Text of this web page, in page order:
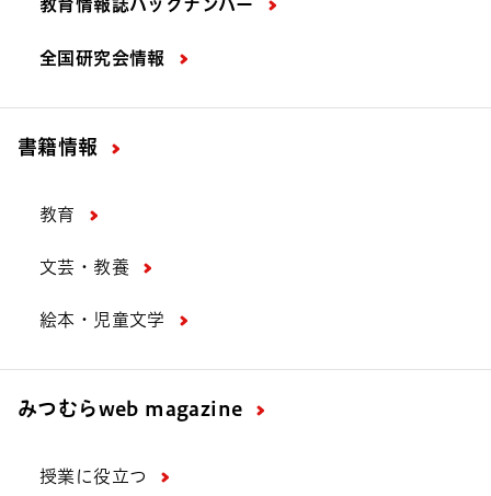
教育情報誌バックナンバー
全国研究会情報
書籍情報
教育
文芸・教養
絵本・児童文学
みつむらweb magazine
授業に役立つ